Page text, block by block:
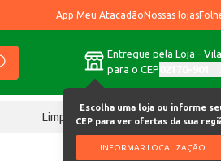
App Meu AtacadãoNossas lojas
Entregue pela Loja -
para o CEP
Escolha uma loja ou informe
CEP para ver ofertas da sua
INFORMAR LOCALIZAÇÃO
Limpeza Chocolates